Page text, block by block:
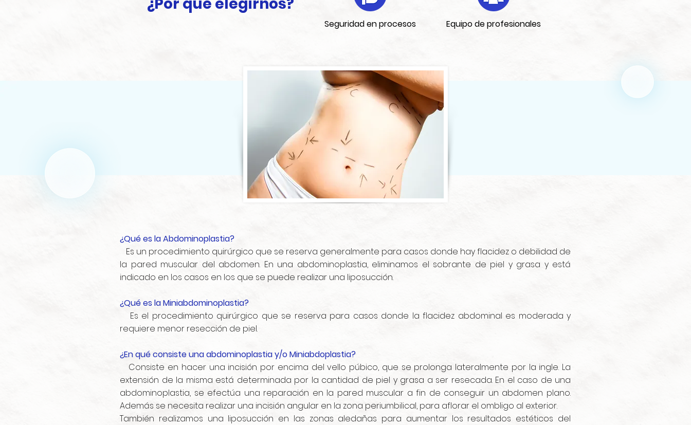
Seguridad en procesos Equipo de profesionales
¿Qué es la Abdominoplastia?
Es un procedimiento quirúrgico que se reserva generalmente para casos donde hay flacidez o debilidad de
la pared muscular del abdomen. En una abdominoplastia, eliminamos el sobrante de piel y grasa y está
indicado en los casos en los que se puede realizar una liposucción.
¿Qué es la Miniabdominoplastia?
Es el procedimiento quirúrgico que se reserva para casos donde la flacidez abdominal es moderada y
requiere menor resección de piel.
¿En qué consiste una abdominoplastia y/o Miniabdoplastia?
Consiste en hacer una incisión por encima del vello púbico, que se prolonga lateralmente por la ingle. La
extensión de la misma está determinada por la cantidad de piel y grasa a ser resecada. En el caso de una
abdominoplastia, se efectúa una reparación en la pared muscular a fin de conseguir un abdomen plano.
Además se necesita realizar una incisión angular en la zona periumbilical, para aflorar el ombligo al exterior.
También realizamos una liposucción en las zonas aledañas para aumentar los resultados estéticos del